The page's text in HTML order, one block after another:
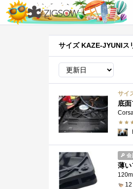
サイズ KAZE-JYUNIス
サイ
底
会
薄い
12